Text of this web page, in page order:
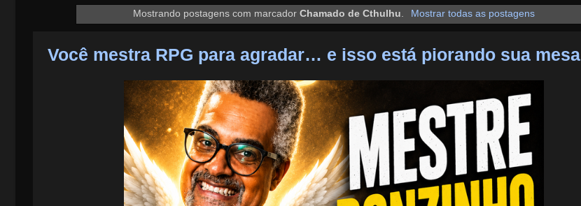
Mostrando postagens com marcadorChamado de Cthulhu Mostrar todas as postagens
Você mestra RPG para agradar… e isso está piorando sua mesa